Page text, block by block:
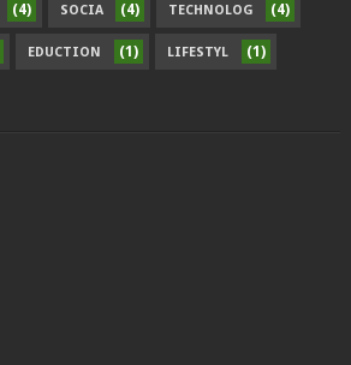
(4) SOCIA (4) TECHNOLOG (4)
EDUCTION (1) LIFESTYL (1)